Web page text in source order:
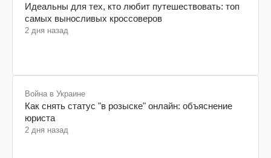
Идеальны для тех, кто любит путешествовать: топ
самых выносливых кроссоверов
2 дня назад
Война в Украине
Как снять статус "в розыске" онлайн: объяснение
юриста
2 дня назад